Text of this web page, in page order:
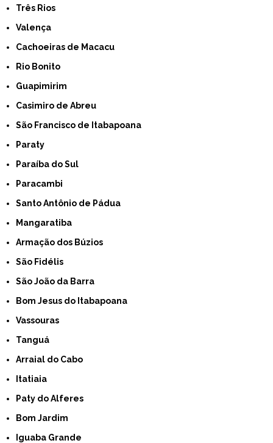
Três Rios
Valença
Cachoeiras de Macacu
Rio Bonito
Guapimirim
Casimiro de Abreu
São Francisco de Itabapoana
Paraty
Paraíba do Sul
Paracambi
Santo Antônio de Pádua
Mangaratiba
Armação dos Búzios
São Fidélis
São João da Barra
Bom Jesus do Itabapoana
Vassouras
Tanguá
Arraial do Cabo
Itatiaia
Paty do Alferes
Bom Jardim
Iguaba Grande